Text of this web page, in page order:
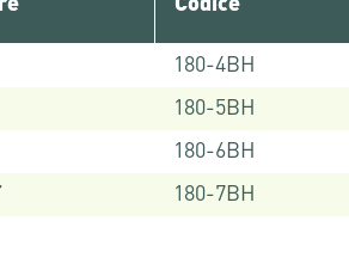
Codice
180-4BH
180-5BH
180-6BH
180-7BH